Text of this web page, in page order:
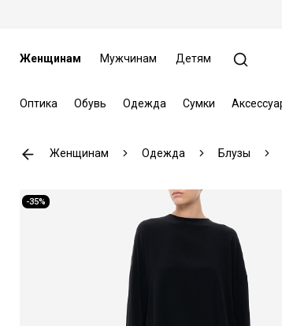
Женщинам Мужчинам Детям
Оптика Обувь Одежда Сумки
Женщинам Одежда Блузы
-35%